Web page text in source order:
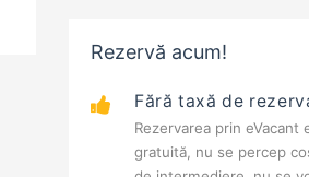
Rezervă acum!
Fără taxă de
Rezervarea prin eVacant
gratuită, nu se percep